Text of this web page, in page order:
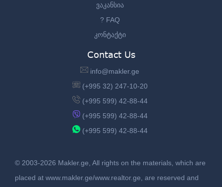
ვაკანსია
? FAQ
კონტაქტი
Contact Us
info@makler.ge
(+995 32) 247-10-20
(+995 599) 42-88-44
(+995 599) 42-88-44
(+995 599) 42-88-44
© 2003-2026 Makler.ge, All rights on the materials, which are
placed at www.makler.ge/www.realtor.ge, are reserved and